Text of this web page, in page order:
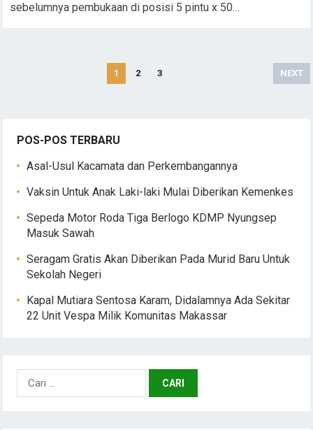
sebelumnya pembukaan di posisi 5 pintu x 50…
1 2 3 NEXT
POS-POS TERBARU
Asal-Usul Kacamata dan Perkembangannya
Vaksin Untuk Anak Laki-laki Mulai Diberikan Kemenkes
Sepeda Motor Roda Tiga Berlogo KDMP Nyungsep
Masuk Sawah
Seragam Gratis Akan Diberikan Pada Murid Baru Untuk
Sekolah Negeri
Kapal Mutiara Sentosa Karam, Didalamnya Ada Sekitar
22 Unit Vespa Milik Komunitas Makassar
Cari
untuk: